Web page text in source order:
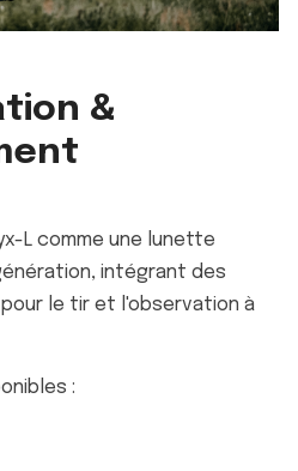
&
L comme une lunette
intégrant des
le tir et l'observation à
: